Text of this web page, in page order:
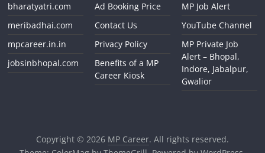
bharatyatri.com
meribadhai.com
mpcareer.in.in
jobsinbhopal.com
Ad Booking Price
Contact Us
Privacy Policy
Benefits of a MP
Career Kiosk
MP Job Alert
YouTube Channel
MP Private Job
Alert – Bhopal,
Indore, Jabalpur,
Gwalior
Copyright © 2026 MP Career. All rights reserved.